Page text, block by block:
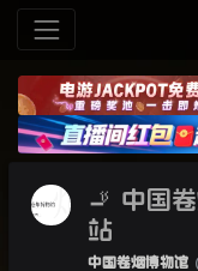
🚬 中国
站
中国卷烟博物馆